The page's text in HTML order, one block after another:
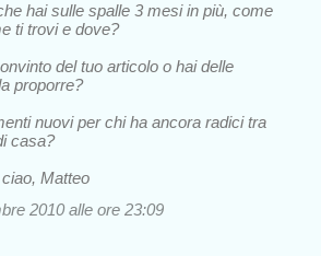
hai sulle spalle 3 mesi in più, come
ti trovi e dove?
del tuo articolo o hai delle
proporre?
nuovi per chi ha ancora radici tra
casa?
Matteo
2010 alle ore 23:09